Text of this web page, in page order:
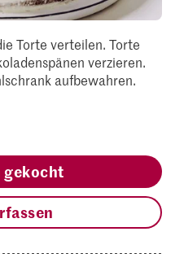
Torte verteilen. Torte
verzieren.
aufbewahren.
gekocht